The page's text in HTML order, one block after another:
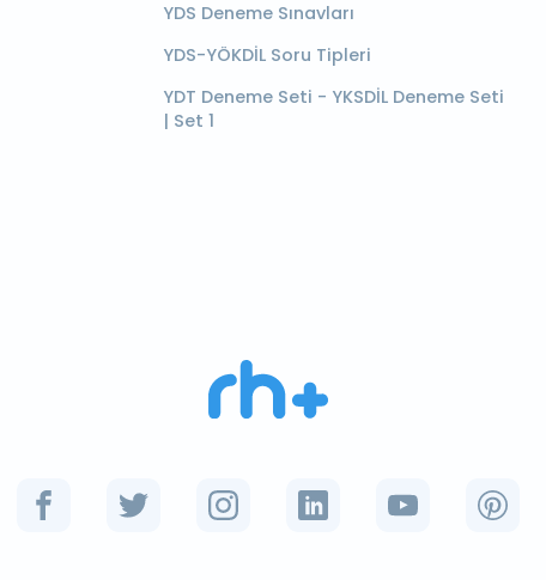
YDS Deneme Sınavları
YDS-YÖKDİL Soru Tipleri
YDT Deneme Seti - YKSDİL Deneme Seti
| Set 1